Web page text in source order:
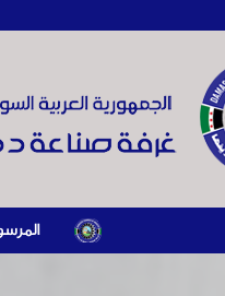
المرسوم الرئاسي رقم /69/ لعام 2026 .. دعم ضريبي للمنشآت المتضررة في إطار مسار التعافي